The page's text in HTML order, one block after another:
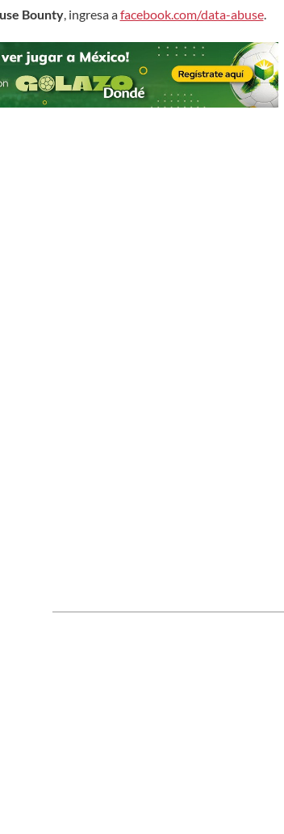
Bounty, ingresa afacebook.com/data-abuse.